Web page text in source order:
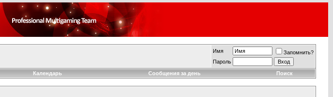
Имя
Запомнить?
Пароль
Календарь Сообщения за день Поиск